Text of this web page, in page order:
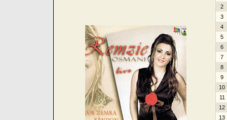
2
3
4
5
6
7
8
9
10
11
12
13